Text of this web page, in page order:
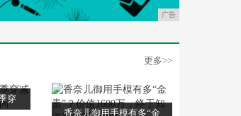
广告
更多>>
穿
香奈儿御用手模有多“金